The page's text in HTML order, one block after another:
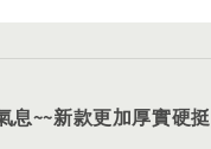
息~~新款更加厚實硬挺